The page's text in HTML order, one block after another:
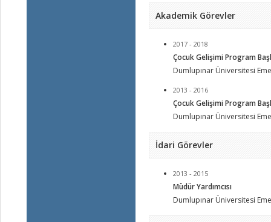
Akademik Görevler
2017 - 2018
Çocuk Gelişimi Program
Dumlupınar Üniversitesi
2013 - 2016
Çocuk Gelişimi Program
Dumlupınar Üniversitesi
İdari Görevler
2013 - 2015
Müdür Yardımcısı
Dumlupınar Üniversitesi